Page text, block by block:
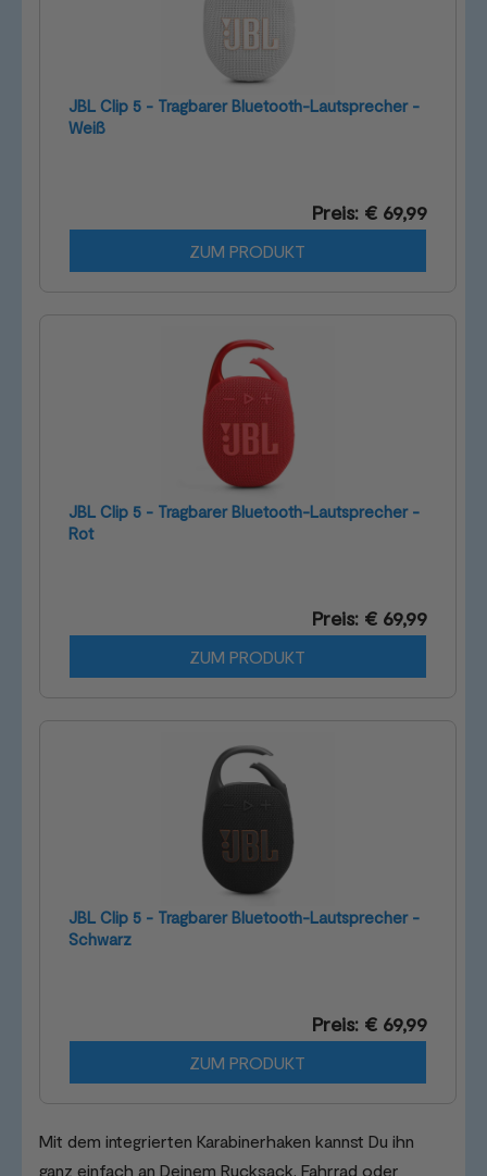
JBL Clip 5 - Tragbarer Bluetooth-Lautsprecher -
Weiß
Preis: € 69,99
ZUM PRODUKT
JBL Clip 5 - Tragbarer Bluetooth-Lautsprecher -
Rot
Preis: € 69,99
ZUM PRODUKT
JBL Clip 5 - Tragbarer Bluetooth-Lautsprecher -
Schwarz
Preis: € 69,99
ZUM PRODUKT
Mit dem integrierten Karabinerhaken kannst Du ihn
ganz einfach an Deinem Rucksack, Fahrrad oder